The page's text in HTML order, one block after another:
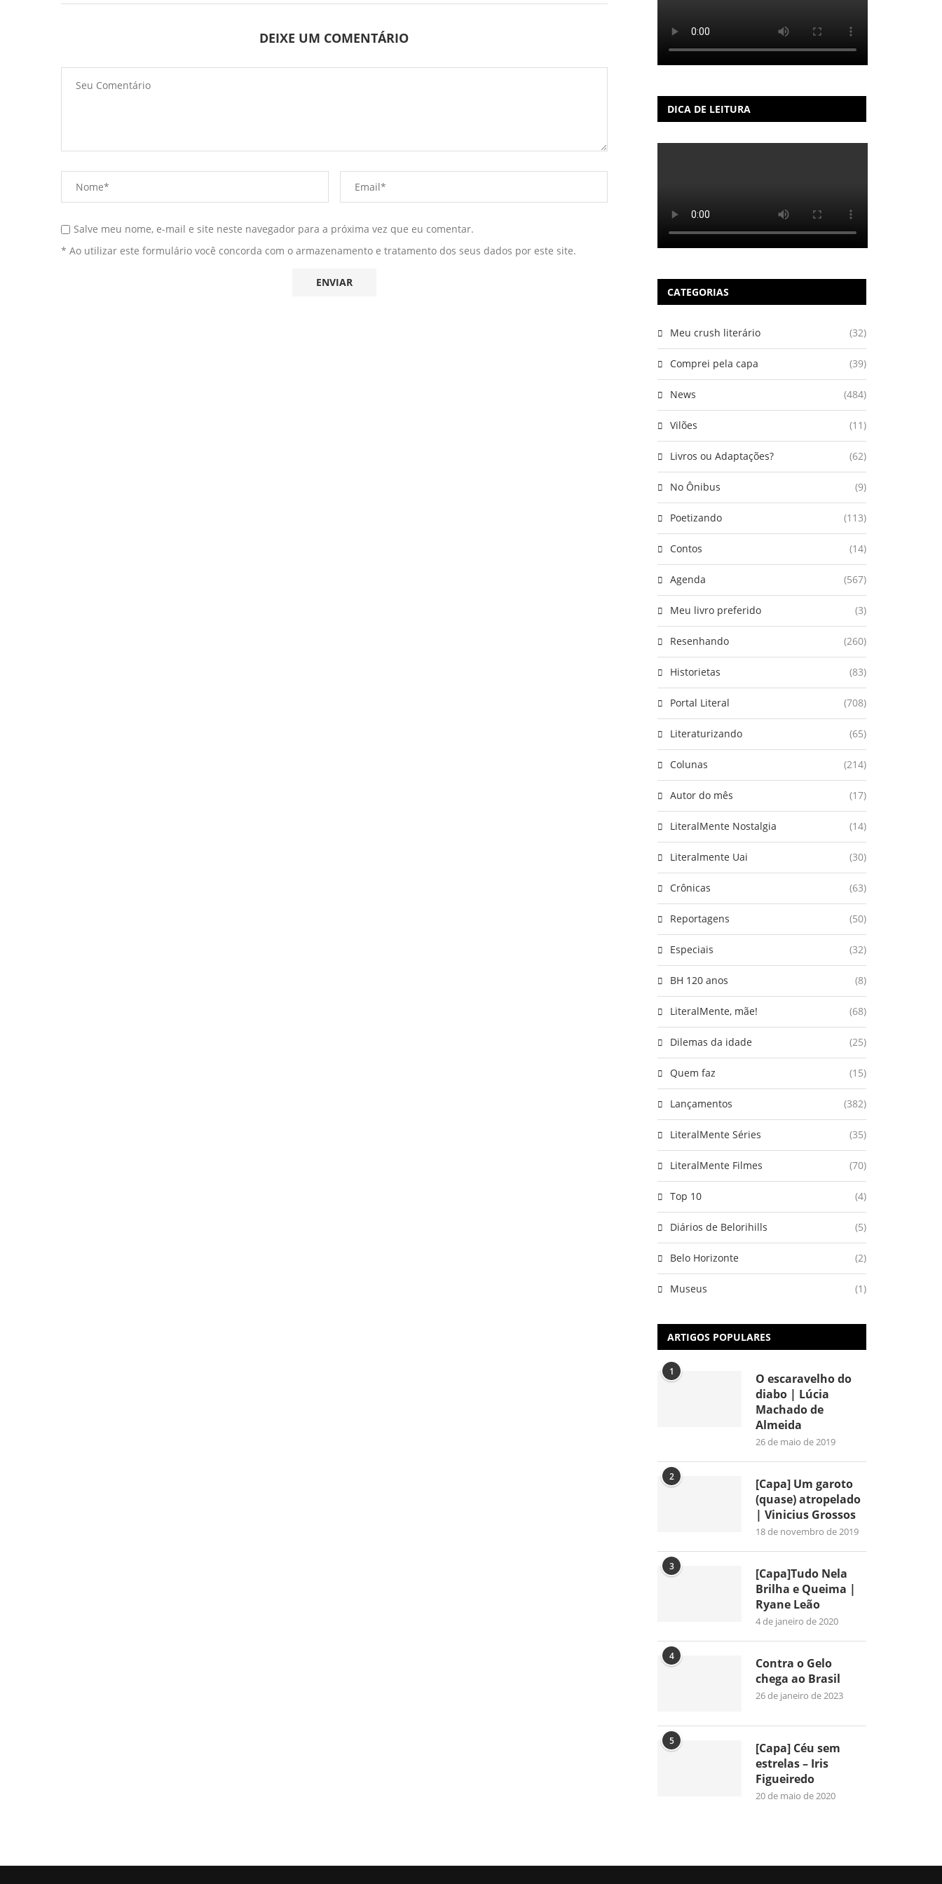
DEIXE UM COMENTÁRIO
Salve meu nome, e-mail e site neste navegador para a próxima vez que eu comentar.
* Ao utilizar este formulário você concorda com o armazenamento e tratamento dos seus dados por este site.
DICA DE LEITURA
CATEGORIAS
Meu crush literário (32)
Comprei pela capa (39)
News (484)
Vilões (11)
Livros ou Adaptações? (62)
No Ônibus (9)
Poetizando (113)
Contos (14)
Agenda (567)
Meu livro preferido (3)
Resenhando (260)
Historietas (83)
Portal Literal (708)
Literaturizando (65)
Colunas (214)
Autor do mês (17)
LiteralMente Nostalgia (14)
Literalmente Uai (30)
Crônicas (63)
Reportagens (50)
Especiais (32)
BH 120 anos (8)
LiteralMente, mãe! (68)
Dilemas da idade (25)
Quem faz (15)
Lançamentos (382)
LiteralMente Séries (35)
LiteralMente Filmes (70)
Top 10 (4)
Diários de Belorihills (5)
Belo Horizonte (2)
Museus (1)
ARTIGOS POPULARES
1
O escaravelho do
diabo | Lúcia
Machado de
Almeida
26 de maio de 2019
2
[Capa] Um garoto
(quase) atropelado
| Vinicius Grossos
18 de novembro de 2019
3
[Capa]Tudo Nela
Brilha e Queima |
Ryane Leão
4 de janeiro de 2020
4
Contra o Gelo
chega ao Brasil
26 de janeiro de 2023
5
[Capa] Céu sem
estrelas – Iris
Figueiredo
20 de maio de 2020